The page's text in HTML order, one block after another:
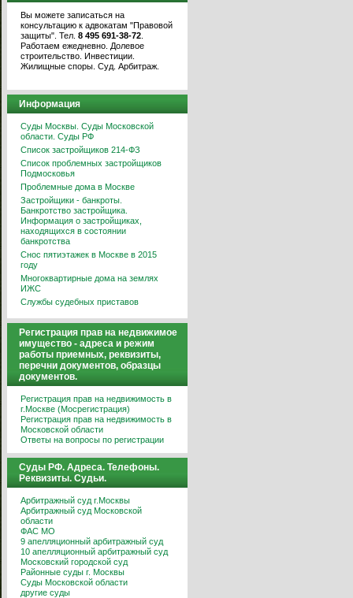
Вы можете записаться на
консультацию к адвокатам "Правовой
защиты". Тел. 8 495 691-38-72
Работаем ежедневно. Долевое
строительство. Инвестиции.
Жилищные споры. Суд. Арбитраж.
Информация
Суды Москвы. Суды Московской
области. Суды РФ
Список застройщиков 214-ФЗ
Список проблемных застройщиков
Подмосковья
Проблемные дома в Москве
Застройщики - банкроты.
Банкротство застройщика.
Информация о застройщиках,
находящихся в состоянии
банкротства
Снос пятиэтажек в Москве в 2015
году
Многоквартирные дома на землях
ИЖС
Службы судебных приставов
Регистрация прав на недвижимое
имущество - адреса и режим
работы приемных, реквизиты,
перечни документов, образцы
документов.
Регистрация прав на недвижимость в
г.Москве (Мосрегистрация)
Регистрация прав на недвижимость в
Московской области
Ответы на вопросы по регистрации
Суды РФ. Адреса. Телефоны.
Реквизиты. Судьи.
Арбитражный суд г.Москвы
Арбитражный суд Московской
области
ФАС МО
9 апелляционный арбитражный суд
10 апелляционный арбитражный суд
Московский городской суд
Районные суды г. Москвы
Суды Московской области
другие суды